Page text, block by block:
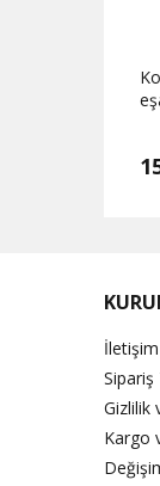
İletişim
Sipariş
Gizlilik
Kargo